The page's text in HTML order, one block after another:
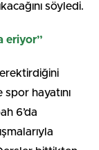
söyledi.
eriyor”
hayatını
6’da